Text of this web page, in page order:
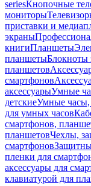
seriesКнопочные
мониторы
приставки и
экраны
книгиПланшеты
планшетыБлокноты
планшетов
смартфонов
аксессуарыУмные
детскиеУмные часы,
для умных часов
смартфонов,
планшетовЧехлы,
смартфонов
пленки для
аксессуары для
клавиатурой для